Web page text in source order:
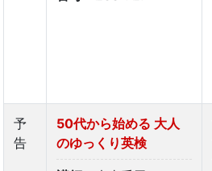
予
告
50代から始める 大人
のゆっくり英検